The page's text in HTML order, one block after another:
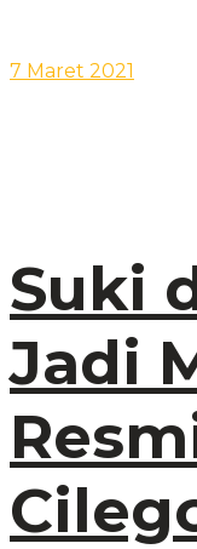
7 Maret 2021
Suki
Jadi